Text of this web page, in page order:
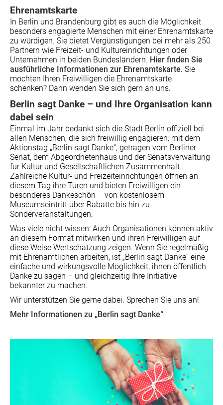
Ehrenamtskarte
In Berlin und Brandenburg gibt es auch die Möglichkeit
besonders engagierte Menschen mit einer Ehrenamtskarte
zu würdigen. Sie bietet Vergünstigungen bei mehr als 250
Partnern wie Freizeit- und Kultureinrichtungen oder
Unternehmen in beiden Bundesländern. Hier finden Sie
ausführliche Informationen zur Ehrenamtskarte. Sie
möchten Ihren Freiwilligen die Ehrenamtskarte
schenken? Dann wenden Sie sich gern an uns.
Berlin sagt Danke – und Ihre Organisation kann
dabei sein
Einmal im Jahr bedankt sich die Stadt Berlin offiziell bei
allen Menschen, die sich freiwillig engagieren: mit dem
Aktionstag „Berlin sagt Danke“, getragen vom Berliner
Senat, dem Abgeordnetenhaus und der Senatsverwaltung
für Kultur und Gesellschaftlichen Zusammenhalt.
Zahlreiche Kultur- und Freizeiteinrichtungen öffnen an
diesem Tag ihre Türen und bieten Freiwilligen ein
besonderes Dankeschön – von kostenlosem
Museumseintritt über Rabatte bis hin zu
Sonderveranstaltungen.
Was viele nicht wissen: Auch Organisationen können aktiv
an diesem Format mitwirken und ihren Freiwilligen auf
diese Weise Wertschätzung zeigen. Wenn Sie regelmäßig
mit Ehrenamtlichen arbeiten, ist „Berlin sagt Danke“ eine
einfache und wirkungsvolle Möglichkeit, ihnen öffentlich
Danke zu sagen – und gleichzeitig Ihre Initiative
bekannter zu machen.
Wir unterstützen Sie gerne dabei. Sprechen Sie uns an!
Mehr Informationen zu „Berlin sagt Danke“